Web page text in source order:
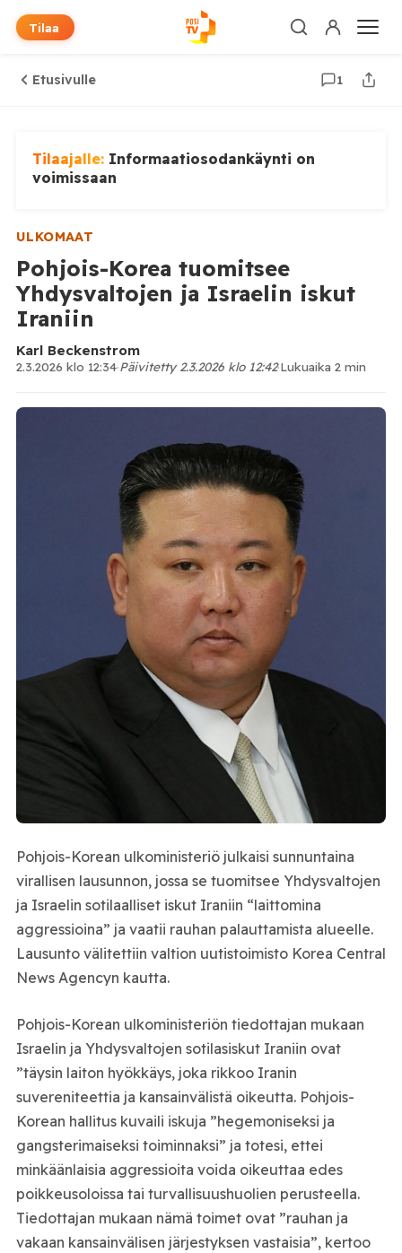
Tilaa
Etusivulle 1
Tilaajalle: Informaatiosodankäynti on
voimissaan
ULKOMAAT
Pohjois-Korea tuomitsee
Yhdysvaltojen ja Israelin iskut
Iraniin
Karl Beckenstrom
2.3.2026 klo 12:34·Päivitetty 2.3.2026 klo 12:42·Lukuaika 2 min
Pohjois-Korean ulkoministeriö julkaisi sunnuntaina
virallisen lausunnon, jossa se tuomitsee Yhdysvaltojen
ja Israelin sotilaalliset iskut Iraniin “laittomina
aggressioina” ja vaatii rauhan palauttamista alueelle.
Lausunto välitettiin valtion uutistoimisto Korea Central
News Agencyn kautta.
Pohjois-Korean ulkoministeriön tiedottajan mukaan
Israelin ja Yhdysvaltojen sotilasiskut Iraniin ovat
”täysin laiton hyökkäys, joka rikkoo Iranin
suvereniteettia ja kansainvälistä oikeutta. Pohjois-
Korean hallitus kuvaili iskuja ”hegemoniseksi ja
gangsterimaiseksi toiminnaksi” ja totesi, ettei
minkäänlaisia aggressioita voida oikeuttaa edes
poikkeusoloissa tai turvallisuushuolien perusteella.
Tiedottajan mukaan nämä toimet ovat ”rauhan ja
vakaan kansainvälisen järjestyksen vastaisia”, kertoo